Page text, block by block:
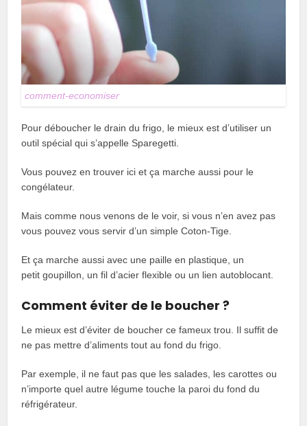
comment-economiser
Pour déboucher le drain du frigo, le mieux est d’utiliser un
outil spécial qui s’appelle Sparegetti.
Vous pouvez en trouver ici et ça marche aussi pour le
congélateur.
Mais comme nous venons de le voir, si vous n’en avez pas
vous pouvez vous servir d’un simple Coton-Tige.
Et ça marche aussi avec une paille en plastique, un
petit goupillon, un fil d’acier flexible ou un lien autoblocant.
Comment éviter de le boucher ?
Le mieux est d’éviter de boucher ce fameux trou. Il suffit de
ne pas mettre d’aliments tout au fond du frigo.
Par exemple, il ne faut pas que les salades, les carottes ou
n’importe quel autre légume touche la paroi du fond du
réfrigérateur.